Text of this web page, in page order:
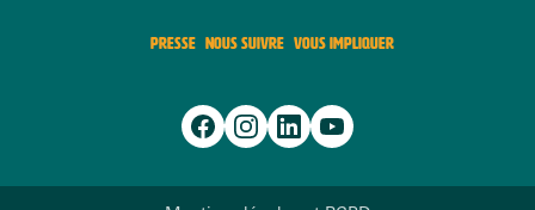
PRESSE NOUS SUIVRE VOUS IMPLIQUER